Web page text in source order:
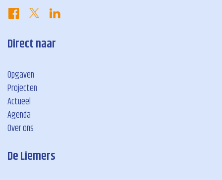
Direct naar
Opgaven
Projecten
Actueel
Agenda
Over ons
De Liemers